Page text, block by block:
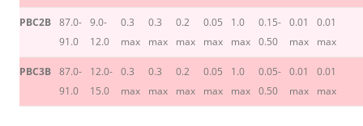
PBC2B 87.0-
91.0
9.0-
12.0
0.3
max
0.3
max
0.2
max
0.05
max
1.0
max
0.15-
0.50
0.01
max
0.01
max
PBC3B 87.0-
91.0
12.0-
15.0
0.3
max
0.3
max
0.2
max
0.05
max
1.0
max
0.05-
0.50
0.01
max
0.01
max